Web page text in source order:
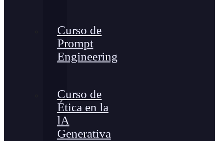
Curso de
Prompt
Engineering
Curso de
Ética en la
lA
Generativa